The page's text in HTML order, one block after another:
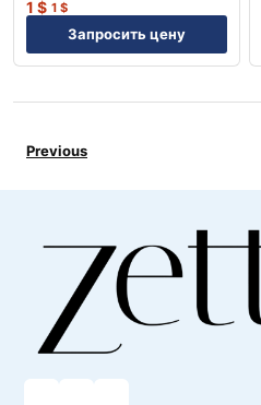
оборудование NEP
1 $ 1 $
Запросить цену
Previous